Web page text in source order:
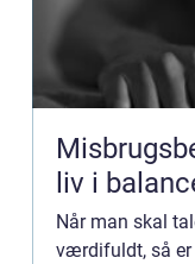
liv i
Når man skal
værdifuldt, så er